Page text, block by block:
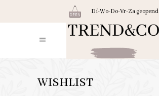
Di-Wo-Do-Vr-Za geopend
WISHLIST